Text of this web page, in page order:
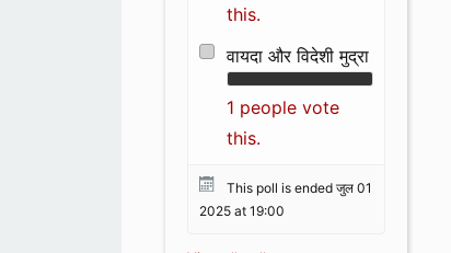
this.
वायदा और विदेशी मुद्रा
1 people vote
this.
This poll is ended जुल 01
2025 at 19:00